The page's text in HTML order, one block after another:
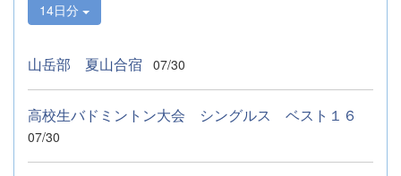
14日分
山岳部 夏山合宿 07/30
高校生バドミントン大会 シングルス ベスト１６
07/30